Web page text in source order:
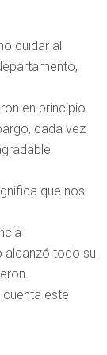
cuidar al
en principio
cada vez
que nos
alcanzó todo su
cuenta este